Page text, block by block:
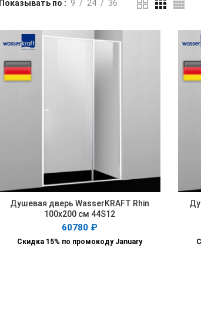
Показывать по 9 24 36
В КОРЗИНУ
Душевая дверь WasserKRAFT Rhin
100х200 см 44S12
60780 ₽
Скидка 15% по промокоду January